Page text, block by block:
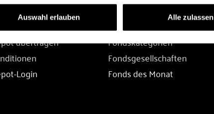
Auswahl erlauben Alle zulassen
übertragen
Login
FONDS
Fondssuche
Fondskategorien
Fondsgesellschaften
Fonds des Monat